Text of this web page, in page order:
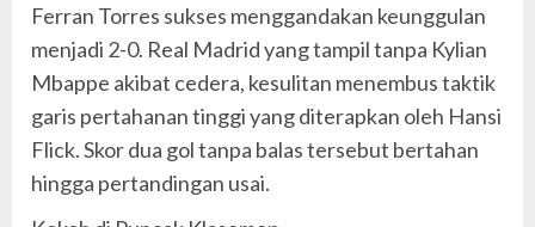
Ferran Torres sukses menggandakan keunggulan
menjadi 2-0. Real Madrid yang tampil tanpa Kylian
Mbappe akibat cedera, kesulitan menembus taktik
garis pertahanan tinggi yang diterapkan oleh Hansi
Flick. Skor dua gol tanpa balas tersebut bertahan
hingga pertandingan usai.